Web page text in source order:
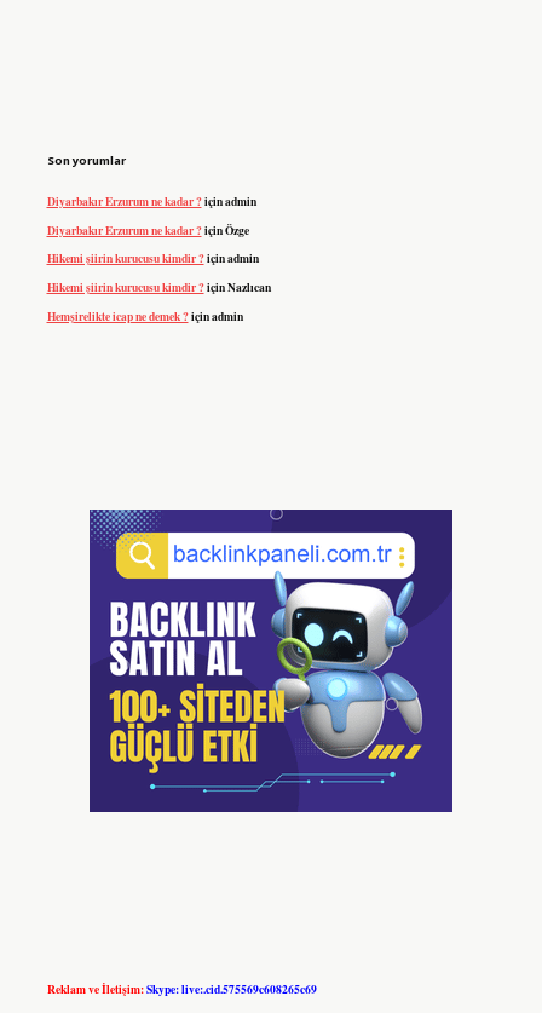
Son yorumlar
Diyarbakır Erzurum ne kadar ?içinadmin
Diyarbakır Erzurum ne kadar ?içinÖzge
Hikemi şiirin kurucusu kimdir ?içinadmin
Hikemi şiirin kurucusu kimdir ?içinNazlıcan
Hemşirelikte icap ne demek ?içinadmin
Reklam ve İletişim:Skype: live:.cid.575569c608265c69